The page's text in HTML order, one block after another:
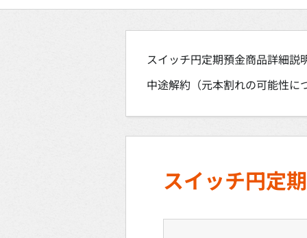
スイッチ円定期預金商品詳細説
中途解約（元本割れの可能性に
スイッチ円定